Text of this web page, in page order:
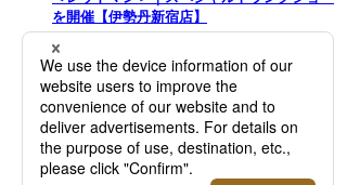
を開催【伊勢丹新宿店】
2026.08.12 - 09.01